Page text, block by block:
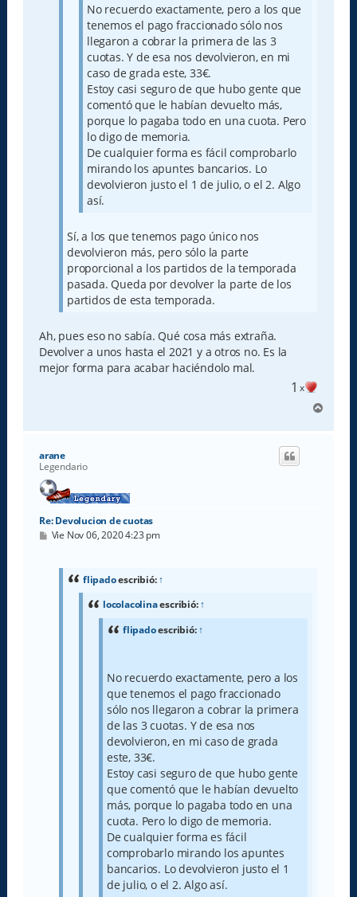
No recuerdo exactamente, pero a los que
tenemos el pago fraccionado sólo nos
llegaron a cobrar la primera de las 3
cuotas. Y de esa nos devolvieron, en mi
caso de grada este, 33€.
Estoy casi seguro de que hubo gente que
comentó que le habían devuelto más,
porque lo pagaba todo en una cuota. Pero
lo digo de memoria.
De cualquier forma es fácil comprobarlo
mirando los apuntes bancarios. Lo
devolvieron justo el 1 de julio, o el 2. Algo
así.
Sí, a los que tenemos pago único nos
devolvieron más, pero sólo la parte
proporcional a los partidos de la temporada
pasada. Queda por devolver la parte de los
partidos de esta temporada.
Ah, pues eso no sabía. Qué cosa más extraña.
Devolver a unos hasta el 2021 y a otros no. Es la
mejor forma para acabar haciéndolo mal.
1 x
r
arane
Legendario
Re: Devolucion de cuotas
M
Vie Nov 06, 2020 4:23 pm
flipadoescribió:↑
locolacolinaescribió:↑
flipadoescribió:↑
No recuerdo exactamente, pero a los
que tenemos el pago fraccionado
sólo nos llegaron a cobrar la primera
de las 3 cuotas. Y de esa nos
devolvieron, en mi caso de grada
este, 33€.
Estoy casi seguro de que hubo gente
que comentó que le habían devuelto
más, porque lo pagaba todo en una
cuota. Pero lo digo de memoria.
De cualquier forma es fácil
comprobarlo mirando los apuntes
bancarios. Lo devolvieron justo el 1
de julio, o el 2. Algo así.